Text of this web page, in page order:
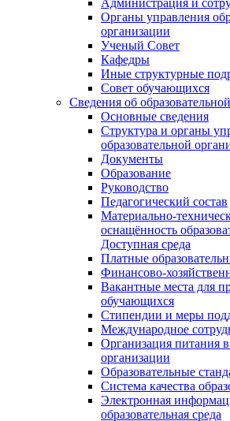
Органы управления
организации
Ученый Совет
Кафедры
Иные структурные
Совет обучающихся
Сведения об
Основные сведения
Структура и органы
образовательной
Документы
Образование
Руководство
Педагогический состав
Материально-
оснащённость
Доступная среда
Платные
Финансово-
Вакантные места для
обучающихся
Стипендии и меры
Международное
Организация питания в
организации
Образовательные
Система качества
Электронная
образовательная среда